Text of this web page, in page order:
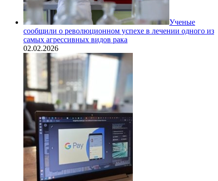
Ученые
сообщили о революционном успехе в лечении одного из
самых агрессивных видов рака
02.02.2026